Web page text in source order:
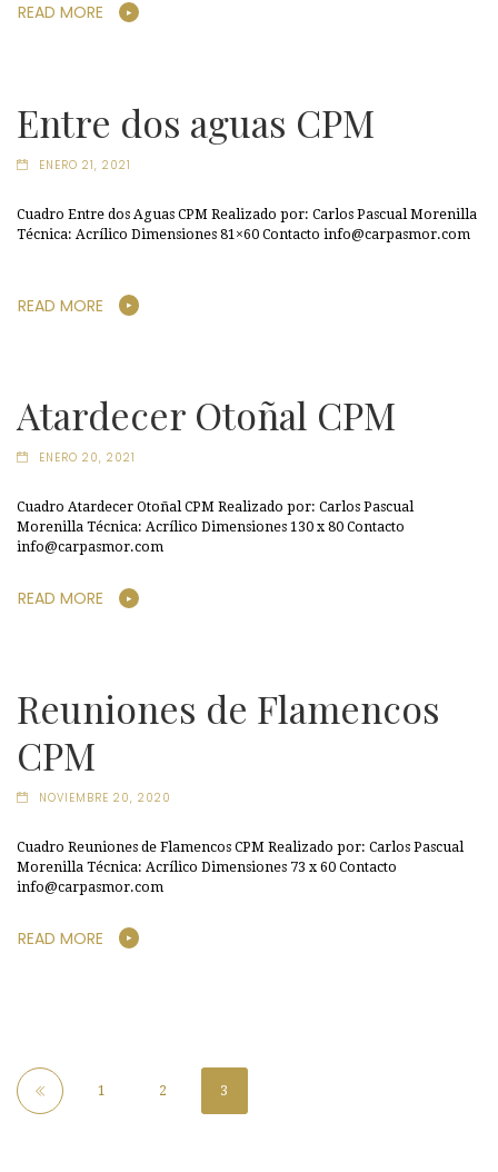
READ MORE
Entre dos aguas CPM
ENERO 21, 2021
Cuadro Entre dos Aguas CPM Realizado por: Carlos Pascual Morenilla
Técnica: Acrílico Dimensiones 81×60 Contacto info@carpasmor.com
READ MORE
Atardecer Otoñal CPM
ENERO 20, 2021
Cuadro Atardecer Otoñal CPM Realizado por: Carlos Pascual
Morenilla Técnica: Acrílico Dimensiones 130 x 80 Contacto
info@carpasmor.com
READ MORE
Reuniones de Flamencos
CPM
NOVIEMBRE 20, 2020
Cuadro Reuniones de Flamencos CPM Realizado por: Carlos Pascual
Morenilla Técnica: Acrílico Dimensiones 73 x 60 Contacto
info@carpasmor.com
READ MORE
1 2 3